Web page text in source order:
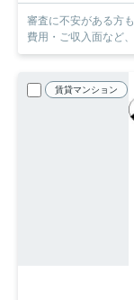
審査に不安がある方も、
費用・ご収入面など
賃貸マンション